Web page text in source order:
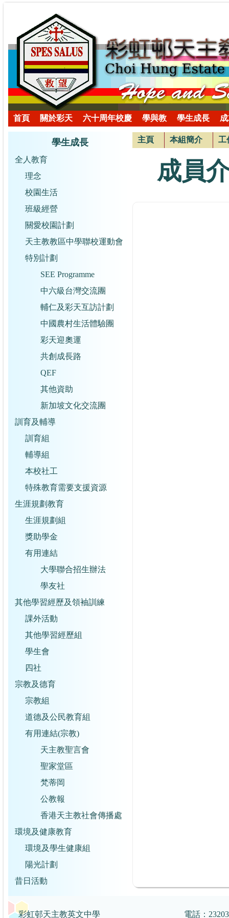
首頁 關於彩天 六十周年校慶 學與教 學生成長
學生成長
全人教育
理念
校園生活
班級經營
關愛校園計劃
天主教教區中學聯校運動會
特別計劃
SEE Programme
中六級台灣交流團
輔仁及彩天互訪計劃
中國農村生活體驗團
彩天迎奧運
共創成長路
QEF
其他資助
新加坡文化交流團
訓育及輔導
訓育組
輔導組
本校社工
特殊教育需要支援資源
生涯規劃教育
生涯規劃組
獎助學金
有用連結
大學聯合招生辦法
學友社
其他學習經歷及領袖訓練
課外活動
其他學習經歷組
學生會
四社
宗教及德育
宗教組
道德及公民教育組
有用連結(宗教)
天主教聖言會
聖家堂區
梵蒂岡
公教報
香港天主教社會傳播處
環境及健康教育
環境及學生健康組
陽光計劃
昔日活動
主頁 本組簡介 工
成員
彩虹邨天主教英文中學 電話：